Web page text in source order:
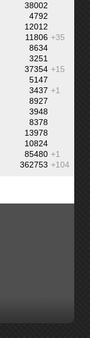
38002
4792
12012
+35
11806
8634
3251
+15
37354
5147
+1
3437
8927
3948
8378
13978
10824
+1
85480
+104
362753